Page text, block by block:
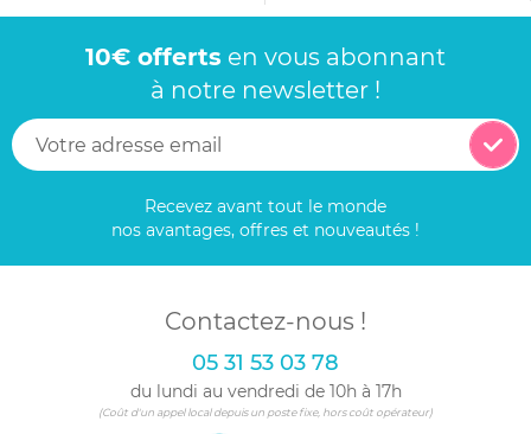
10€ offerts en vous abonnant
à notre newsletter !
Recevez avant tout le monde
nos avantages, offres et nouveautés !
Contactez-nous !
05 31 53 03 78
du lundi au vendredi de 10h à 17h
(Coût d'un appel local depuis un poste fixe, hors coût opérateur)